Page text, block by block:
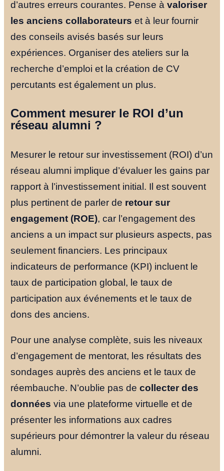
d’autres erreurs courantes. Pense àvaloriser
les anciens collaborateurs et à leur fournir
des conseils avisés basés sur leurs
expériences. Organiser des ateliers sur la
recherche d’emploi et la création de CV
percutants est également un plus.
Comment mesurer le ROI d’un
réseau alumni ?
Mesurer le retour sur investissement (ROI) d’un
réseau alumni implique d’évaluer les gains par
rapport à l’investissement initial. Il est souvent
plus pertinent de parler de retour sur
engagement (ROE), car l’engagement des
anciens a un impact sur plusieurs aspects, pas
seulement financiers. Les principaux
indicateurs de performance (KPI) incluent le
taux de participation global, le taux de
participation aux événements et le taux de
dons des anciens.
Pour une analyse complète, suis les niveaux
d’engagement de mentorat, les résultats des
sondages auprès des anciens et le taux de
réembauche. N’oublie pas decollecter des
données via une plateforme virtuelle et de
présenter les informations aux cadres
supérieurs pour démontrer la valeur du réseau
alumni.